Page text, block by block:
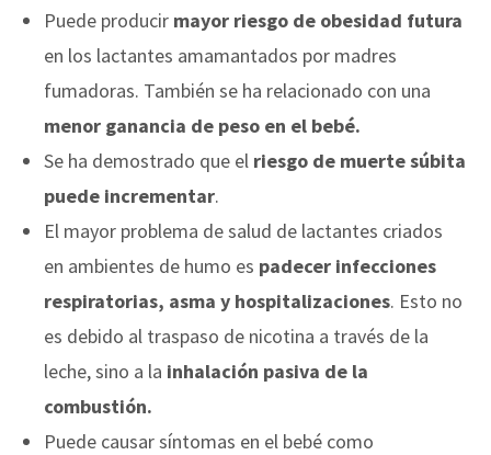
Puede producir mayor riesgo de obesidad futura
en los lactantes amamantados por madres
fumadoras. También se ha relacionado con una
menor ganancia de peso en el bebé.
Se ha demostrado que el riesgo de muerte súbita
puede incrementar.
El mayor problema de salud de lactantes criados
en ambientes de humo es padecer infecciones
respiratorias, asma y hospitalizaciones. Esto no
es debido al traspaso de nicotina a través de la
leche, sino a la inhalación pasiva de la
combustión.
Puede causar síntomas en el bebé como